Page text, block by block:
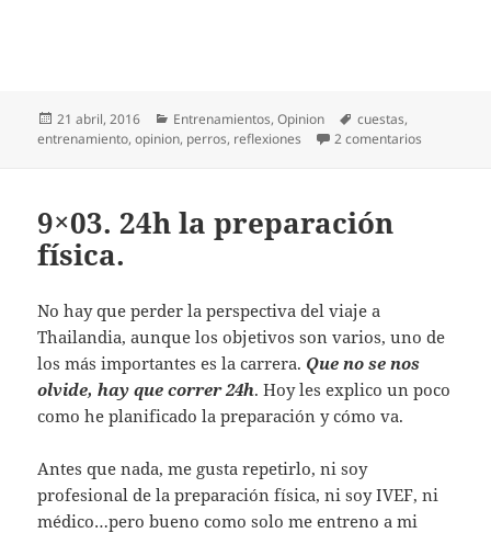
Publicado
el
21 abril, 2016 Categorías
Entrenamientos,Opinion Etiquetas
cuestas,
entrenamiento,opinion, perros, reflexiones 2 comentarios
9×03. 24h la preparación
física.
No hay que perder la perspectiva del viaje a
Thailandia, aunque los objetivos son varios, uno de
los más importantes es la carrera. Que no se nos
olvide, hay que correr 24h. Hoy les explico un poco
como he planificado la preparación y cómo va.
Antes que nada, me gusta repetirlo, ni soy
profesional de la preparación física, ni soy IVEF, ni
médico…pero bueno como solo me entreno a mi